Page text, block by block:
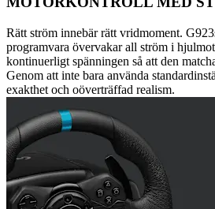
Rätt ström innebär rätt vridmoment.
programvara övervakar all ström i
kontinuerligt spänningen så att den
Genom att inte bara använda
exakthet och oöverträffad realism.